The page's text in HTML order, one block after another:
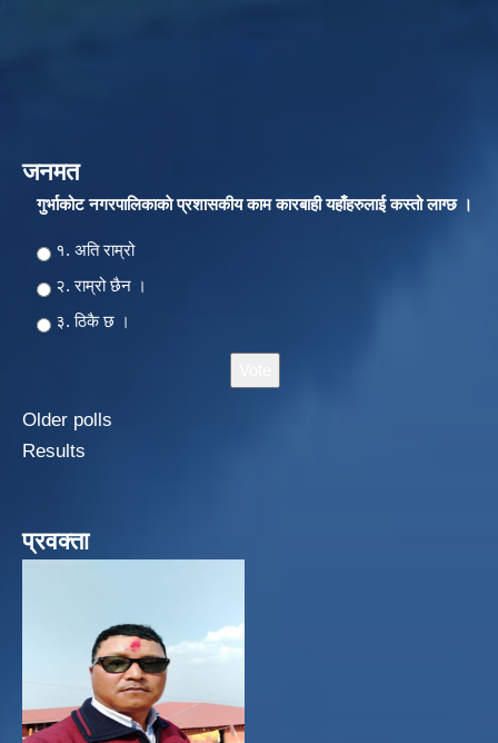
जनमत
गुर्भाकोट नगरपालिकाकाे प्रशासकीय काम कारबाही यहाँहरुलाई कस्तो लाग्छ ।
Choices
१. अति राम्रो
२‍‍. राम्रो छैन ।
३. ठिकै छ ।
Older polls
Results
प्रवक्ता